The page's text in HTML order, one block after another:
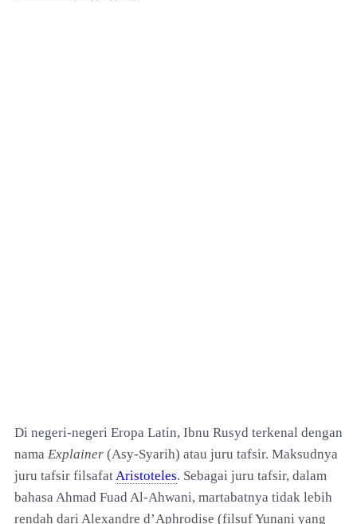
Di negeri-negeri Eropa Latin, Ibnu Rusyd terkenal dengan
nama Explainer (Asy-Syarih) atau juru tafsir. Maksudnya
juru tafsir filsafatAristoteles. Sebagai juru tafsir, dalam
bahasa Ahmad Fuad Al-Ahwani, martabatnya tidak lebih
rendah dari Alexandre d’Aphrodise (filsuf Yunani yang